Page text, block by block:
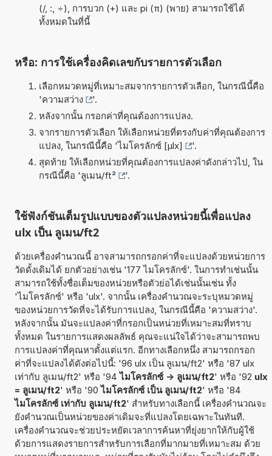
(/, :, ÷), การบวก (+) และ pi (π) (พาย) สามารถใช้ได้
ทั้งหมดในที่นี้
หรือ: การใช้เครื่องคิดเลขกับรายการตัวเลือก
เลือกหมวดหมู่ที่เหมาะสมจากรายการตัวเลือก, ในกรณีนี้คือ
'ความสว่าง
'.
หลังจากนั้น กรอกค่าที่คุณต้องการแปลง.
จากรายการตัวเลือก ให้เลือกหน่วยที่ตรงกับค่าที่คุณต้องการ
แปลง, ในกรณีนี้คือ 'ไมโครลักซ์ [µlx]
'.
สุดท้าย ให้เลือกหน่วยที่คุณต้องการแปลงค่าดังกล่าวไป, ใน
กรณีนี้คือ 'ลูเมน/ft² '.
ใช้ฟังก์ชันเต็มรูปแบบของตัวแปลงหน่วยนี้เพื่อแปลง
ulx เป็น ลูเมน/ft2
ด้วยเครื่องคำนวณนี้ อาจสามารถกรอกค่าที่จะแปลงด้วยหน่วยการ
วัดดั้งเดิมได้ ยกตัวอย่างเช่น '177 ไมโครลักซ์'. ในการทำเช่นนั้น
สามารถใช้ทั้งชื่อเต็มของหน่วยหรือตัวย่อได้เช่นนั้นเช่น ทั้ง
'ไมโครลักซ์' หรือ 'ulx'. จากนั้น เครื่องคำนวณจะระบุหมวดหมู่
ของหน่วยการวัดที่จะได้รับการแปลง, ในกรณีนี้คือ 'ความสว่าง'.
หลังจากนั้น มันจะแปลงค่าที่กรอกเป็นหน่วยที่เหมาะสมที่ทราบ
ทั้งหมด ในรายการแสดงผลลัพธ์ คุณจะแน่ใจได้ว่าจะสามารถพบ
การแปลงค่าที่คุณหาตั้งแต่แรก. อีกทางเลือกหนึ่ง สามารถกรอก
ค่าที่จะแปลงได้ดังต่อไปนี้: '96 ulx เป็น ลูเมน/ft2' หรือ '87 ulx
เท่ากับ ลูเมน/ft2' หรือ '94ไมโครลักซ์ -> ลูเมน/ft2' หรือ '92 ulx
= ลูเมน/ft2' หรือ '90ไมโครลักซ์ เป็น ลูเมน/ft2' หรือ '84
ไมโครลักซ์ เท่ากับ ลูเมน/ft2' สำหรับทางเลือกนี้ เครื่องคำนวณจะ
ยังคำนวณเป็นหน่วยของค่าเดิมจะที่แปลงโดยเฉพาะในทันที.
เครื่องคำนวณจะช่วยประหยัดเวลาการค้นหาที่ยุ่งยากให้กับผู้ใช้
ด้วยการแสดงรายการสำหรับการเลือกที่มากมายที่เหมาะสม ด้วย